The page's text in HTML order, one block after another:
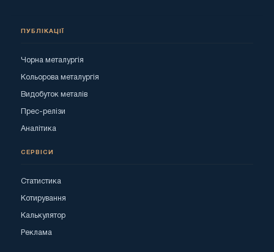
ПУБЛІКАЦІЇ
Чорна металургія
Кольорова металургія
Видобуток металів
Прес-релізи
Аналітика
СЕРВІСИ
Статистика
Котирування
Калькулятор
Реклама